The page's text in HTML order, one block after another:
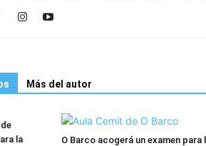
Más del autor
la
O Barco acogerá un examen para